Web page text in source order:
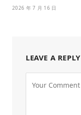
2026 年 7 月 16 日
LEAVE A REPLY